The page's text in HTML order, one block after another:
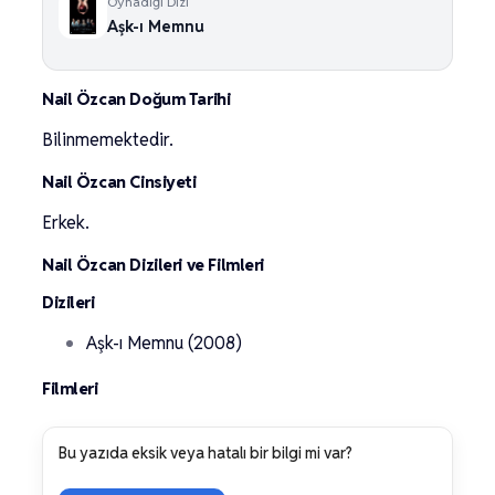
Aşk-ı Memnu
Nail Özcan Doğum Tarihi
Bilinmemektedir.
Nail Özcan Cinsiyeti
Erkek.
Nail Özcan Dizileri ve Filmleri
Dizileri
Aşk-ı Memnu (2008)
Filmleri
Bu yazıda eksik veya hatalı bir bilgi mi var?